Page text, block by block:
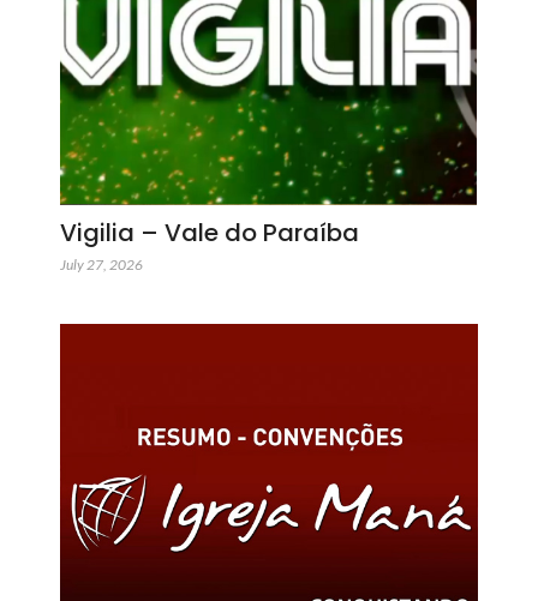
Vigilia – Vale do Paraíba
July 27, 2026